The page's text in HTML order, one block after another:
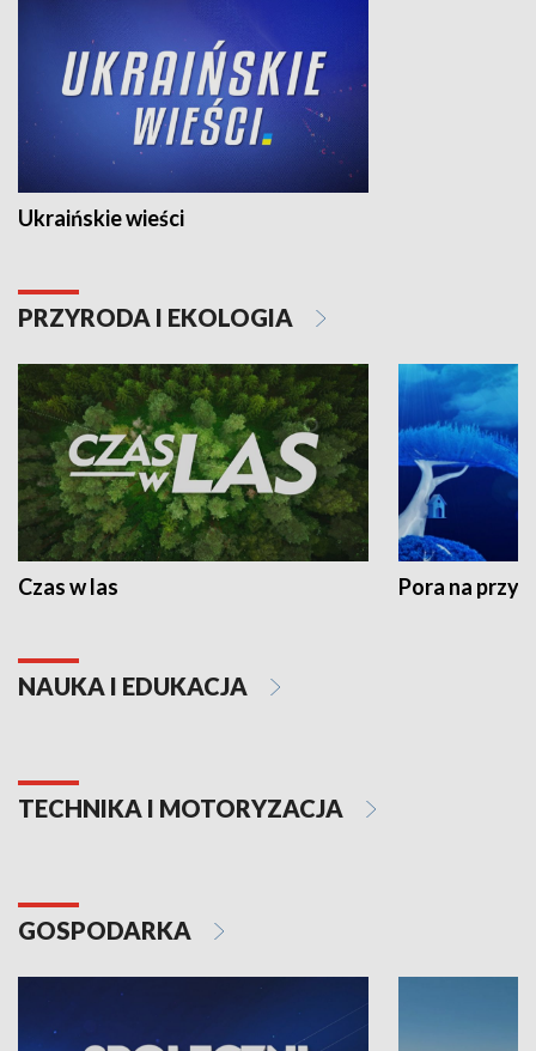
Ukraińskie wieści
PRZYRODA I EKOLOGIA
Czas w las Pora na
NAUKA I EDUKACJA
TECHNIKA I MOTORYZACJA
GOSPODARKA